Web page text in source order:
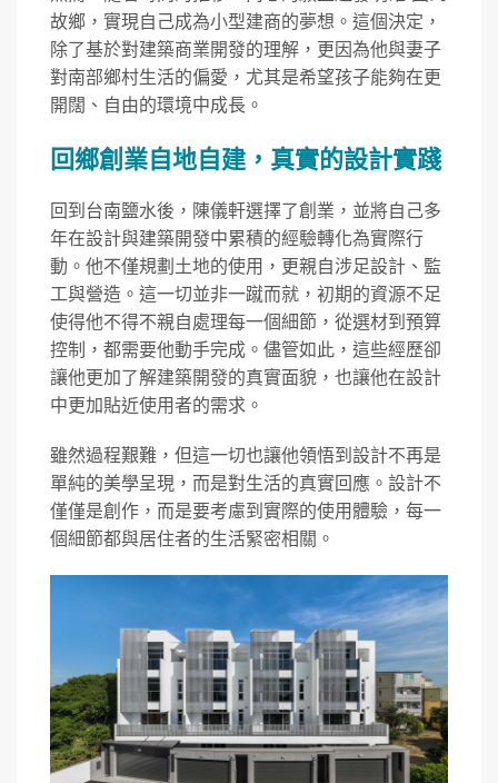
故鄉，實現自己成為小型建商的夢想。這個決定，
除了基於對建築商業開發的理解，更因為他與妻子
對南部鄉村生活的偏愛，尤其是希望孩子能夠在更
開闊、自由的環境中成長。
回鄉創業自地自建，真實的設計實踐
回到台南鹽水後，陳儀軒選擇了創業，並將自己多
年在設計與建築開發中累積的經驗轉化為實際行
動。他不僅規劃土地的使用，更親自涉足設計、監
工與營造。這一切並非一蹴而就，初期的資源不足
使得他不得不親自處理每一個細節，從選材到預算
控制，都需要他動手完成。儘管如此，這些經歷卻
讓他更加了解建築開發的真實面貌，也讓他在設計
中更加貼近使用者的需求。
雖然過程艱難，但這一切也讓他領悟到設計不再是
單純的美學呈現，而是對生活的真實回應。設計不
僅僅是創作，而是要考慮到實際的使用體驗，每一
個細節都與居住者的生活緊密相關。